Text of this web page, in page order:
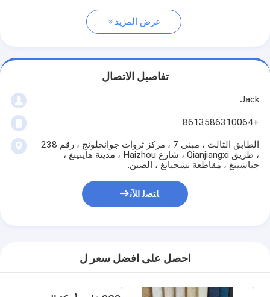
عرض المزيد
تفاصيل الاتصال
Jack
+8613586310064
الطابق الثالث ، مبنى 7 ، مركز ثروات جوانجلونج ، رقم 238
، طريق Qianjiangxi ، شارع Haizhou ، مدينة هاينينغ ،
جياشينغ ، مقاطعة تشجيانغ ، الصين.
ﺎﺘﺼﻟ ﺍﻶﻧ
احصل على افضل سعر ل